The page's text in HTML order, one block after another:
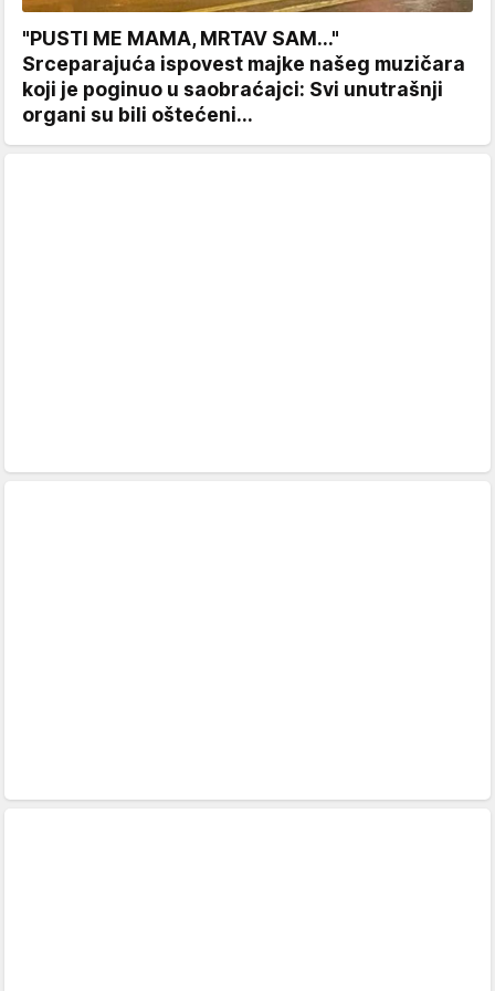
"PUSTI ME MAMA, MRTAV SAM..."
Srceparajuća ispovest majke našeg muzičara
koji je poginuo u saobraćajci: Svi unutrašnji
organi su bili oštećeni...